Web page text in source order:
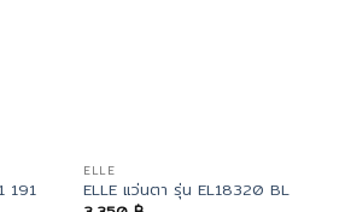
191
ELLE
ELLE แว่นตา รุ่น EL18320 BL